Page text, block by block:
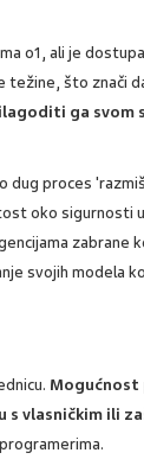
o1, ali je
što znači
ga svom
dug proces
oko sigurnosti
zabrane
svojih modela
Mogućnost
vlasničkim ili